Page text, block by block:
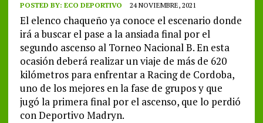
POSTED BY: ECO DEPORTIVO 24 NOVIEMBRE, 2021
El elenco chaqueño ya conoce el escenario donde
irá a buscar el pase a la ansiada final por el
segundo ascenso al Torneo Nacional B. En esta
ocasión deberá realizar un viaje de más de 620
kilómetros para enfrentar a Racing de Cordoba,
uno de los mejores en la fase de grupos y que
jugó la primera final por el ascenso, que lo perdió
con Deportivo Madryn.